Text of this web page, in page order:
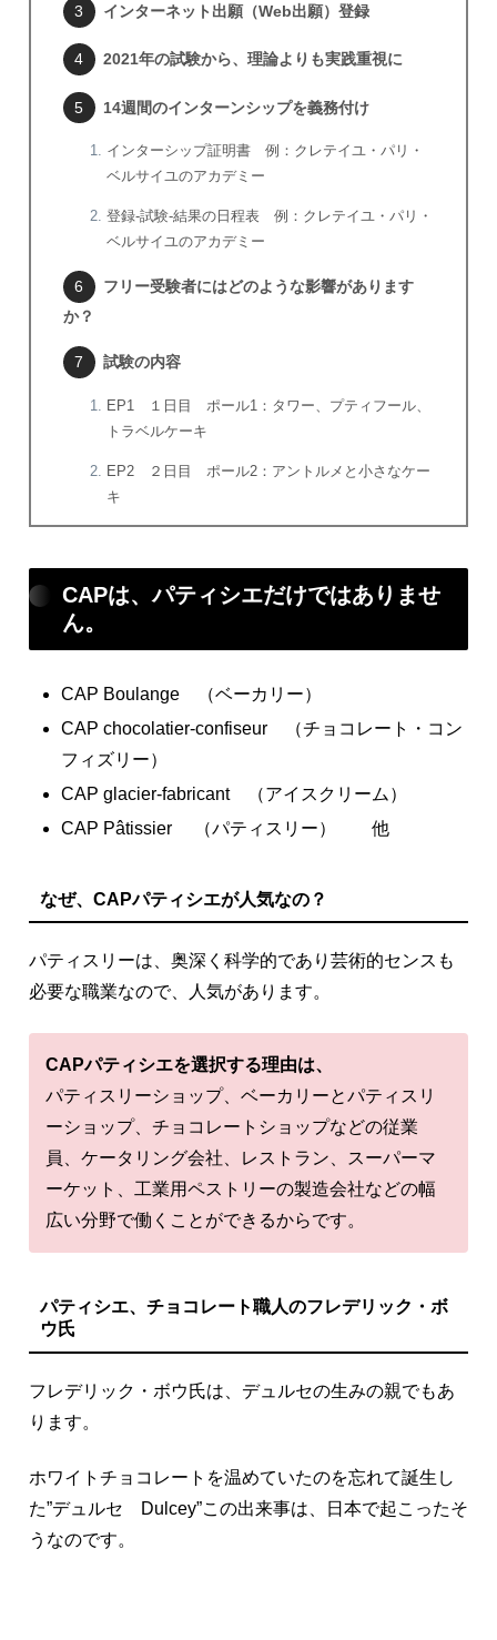
インターネット出願（Web出願）登録
2021年の試験から、理論よりも実践重視に
14週間のインターンシップを義務付け
インターシップ証明書 例：クレテイユ・パリ・
ベルサイユのアカデミー
登録-試験-結果の日程表 例：クレテイユ・パリ・
ベルサイユのアカデミー
フリー受験者にはどのような影響があります
か？
試験の内容
EP1 １日目 ポール1：タワー、プティフール、
トラベルケーキ
EP2 ２日目 ポール2：アントルメと小さなケー
キ
CAPは、パティシエだけではありませ
ん。
CAP Boulange （ベーカリー）
CAP chocolatier-confiseur （チョコレート・コン
フィズリー）
CAP glacier-fabricant （アイスクリーム）
CAP Pâtissier （パティスリー） 他
なぜ、CAPパティシエが人気なの？
パティスリーは、奥深く科学的であり芸術的センスも
必要な職業なので、人気があります。
CAPパティシエを選択する理由は、
パティスリーショップ、ベーカリーとパティスリ
ーショップ、チョコレートショップなどの従業
員、ケータリング会社、レストラン、スーパーマ
ーケット、工業用ペストリーの製造会社などの幅
広い分野で働くことができるからです。
パティシエ、チョコレート職人のフレデリック・ボ
ウ氏
フレデリック・ボウ氏は、デュルセの生みの親でもあ
ります。
ホワイトチョコレートを温めていたのを忘れて誕生し
た”デュルセ Dulcey”この出来事は、日本で起こったそ
うなのです。